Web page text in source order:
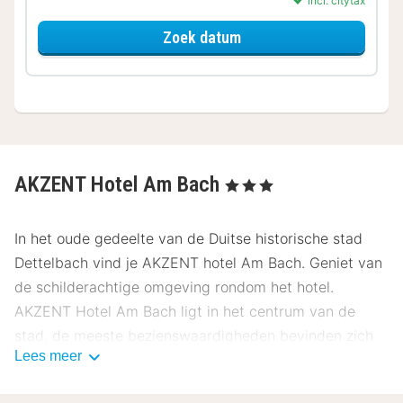
Zoek datumvoor Standaard Kamer
AKZENT Hotel Am Bach , 3 Sterren
In het oude gedeelte van de Duitse historische stad
Dettelbach vind je AKZENT hotel Am Bach. Geniet van
de schilderachtige omgeving rondom het hotel.
AKZENT Hotel Am Bach ligt in het centrum van de
stad, de meeste bezienswaardigheden bevinden zich
op loopafstand.
Lees meer